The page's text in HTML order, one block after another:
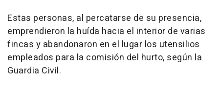
Estas personas, al percatarse de su presencia,
emprendieron la huída hacia el interior de varias
fincas y abandonaron en el lugar los utensilios
empleados para la comisión del hurto, según la
Guardia Civil.